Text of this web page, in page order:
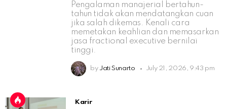
Pengalaman manajerial bertahun-
tahun tidak akan mendatangkan cuan
jika salah dikemas. Kenali cara
memetakan keahlian dan memasarkan
jasa fractional executive bernilai
tinggi.
by Jati Sunarto July 21, 2026, 9:43 pm
Karir